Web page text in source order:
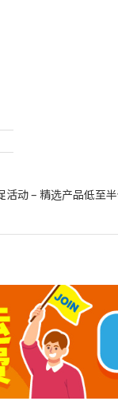
动 – 精选产品低至